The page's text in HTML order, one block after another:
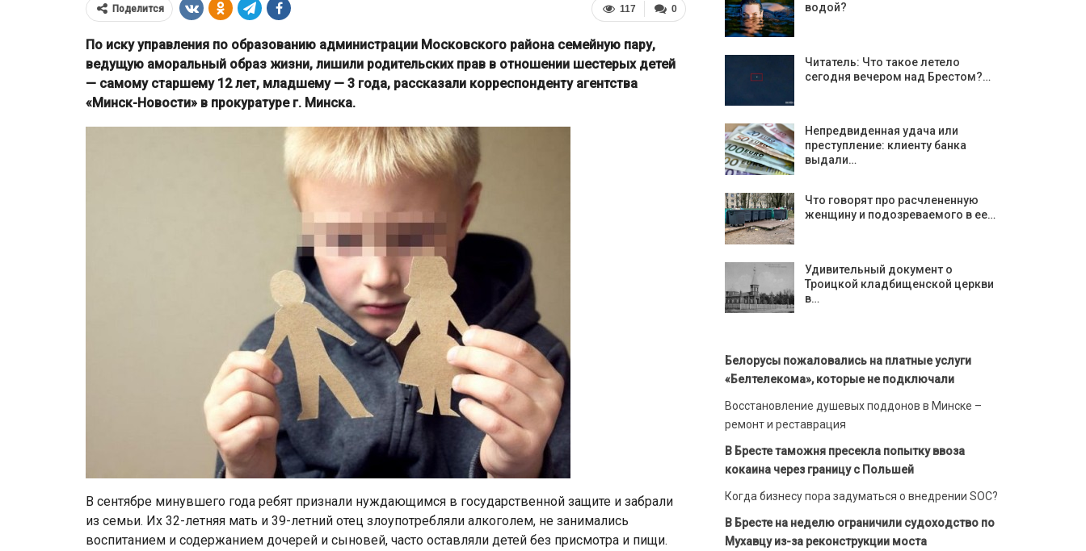
0
117
Поделится
По иску управления по образованию администрации Московского района семейную пару,
ведущую аморальный образ жизни, лишили родительских прав в отношении шестерых детей
— самому старшему 12 лет, младшему — 3 года, рассказали корреспонденту агентства
«Минск-Новости» в прокуратуре г. Минска.
В сентябре минувшего года ребят признали нуждающимся в государственной защите и забрали
из семьи. Их 32-летняя мать и 39-летний отец злоупотребляли алкоголем, не занимались
воспитанием и содержанием дочерей и сыновей, часто оставляли детей без присмотра и пищи.
водой?
Читатель: Что такое летело
сегодня вечером над Брестом?…
Непредвиденная удача или
преступление: клиенту банка
выдали…
Что говорят про расчлененную
женщину и подозреваемого в ее…
Удивительный документ о
Троицкой кладбищенской церкви
в…
Белорусы пожаловались на платные услуги
«Белтелекома», которые не подключали
Восстановление душевых поддонов в Минске –
ремонт и реставрация
В Бресте таможня пресекла попытку ввоза
кокаина через границу с Польшей
Когда бизнесу пора задуматься о внедрении SOC?
В Бресте на неделю ограничили судоходство по
Мухавцу из-за реконструкции моста